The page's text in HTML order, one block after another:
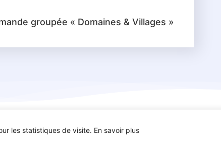
les statistiques de visite. En savoir plus
groupée « Domaines & Villages »
– Tous droits